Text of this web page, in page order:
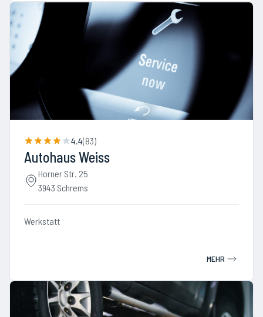
4.4(83)
Autohaus Weiss
Horner Str. 25
3943 Schrems
Werkstatt
MEHR